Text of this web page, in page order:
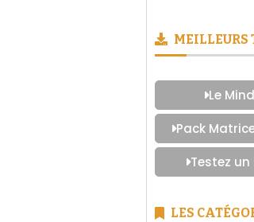
MEILLEURS
Le
Pack
Testez
LES